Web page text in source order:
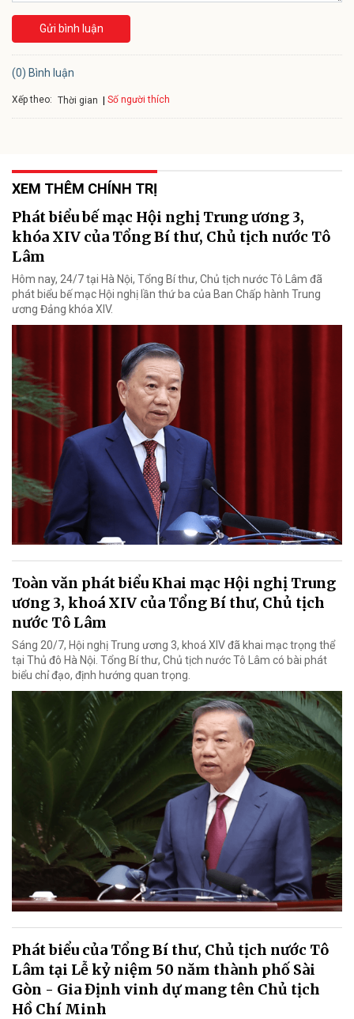
Gửi bình luận
(0) Bình luận
Xếp theo: Thời gian Số người thích
XEM THÊM CHÍNH TRỊ
Phát biểu bế mạc Hội nghị Trung ương 3,
khóa XIV của Tổng Bí thư, Chủ tịch nước Tô
Lâm
Hôm nay, 24/7 tại Hà Nội, Tổng Bí thư, Chủ tịch nước Tô Lâm đã
phát biểu bế mạc Hội nghị lần thứ ba của Ban Chấp hành Trung
ương Đảng khóa XIV.
Toàn văn phát biểu Khai mạc Hội nghị Trung
ương 3, khoá XIV của Tổng Bí thư, Chủ tịch
nước Tô Lâm
Sáng 20/7, Hội nghị Trung ương 3, khoá XIV đã khai mạc trọng thể
tại Thủ đô Hà Nội. Tổng Bí thư, Chủ tịch nước Tô Lâm có bài phát
biểu chỉ đạo, định hướng quan trọng.
Phát biểu của Tổng Bí thư, Chủ tịch nước Tô
Lâm tại Lễ kỷ niệm 50 năm thành phố Sài
Gòn - Gia Định vinh dự mang tên Chủ tịch
Hồ Chí Minh